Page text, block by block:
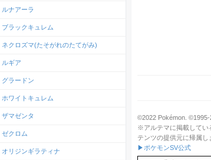
©2022 Pokémon. ©1995-
※アルテマに掲載してい
テンツの提供元に帰属し
▶ポケモンSV公式
ルナアーラ
ブラックキュレム
ネクロズマ(たそがれのたてがみ)
ルギア
グラードン
ホワイトキュレム
ザマゼンタ
ゼクロム
オリジンギラティナ